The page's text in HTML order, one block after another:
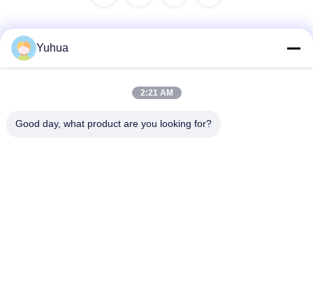
No.139, Pacific Industrial Zone, Xintang, Zengcheng,
Yuhua
2:21 AM
Good day, what product are you looking for?